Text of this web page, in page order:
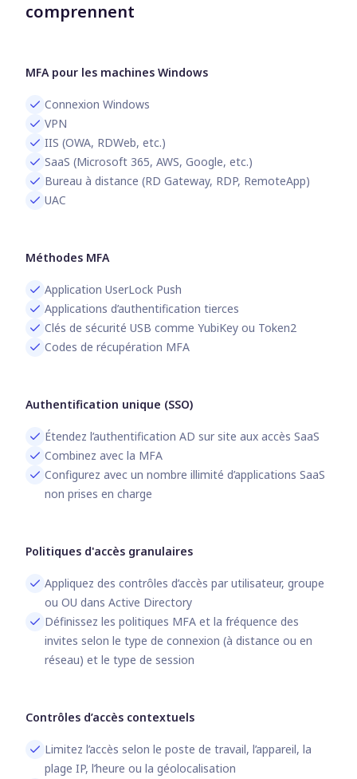
comprennent
MFA pour les machines Windows
Connexion Windows
VPN
IIS (OWA, RDWeb, etc.)
SaaS (Microsoft 365, AWS, Google, etc.)
Bureau à distance (RD Gateway, RDP, RemoteApp)
UAC
Méthodes MFA
Application UserLock Push
Applications d’authentification tierces
Clés de sécurité USB comme YubiKey ou Token2
Codes de récupération MFA
Authentification unique (SSO)
Étendez l’authentification AD sur site aux accès SaaS
Combinez avec la MFA
Configurez avec un nombre illimité d’applications SaaS
non prises en charge
Politiques d'accès granulaires
Appliquez des contrôles d’accès par utilisateur, groupe
ou OU dans Active Directory
Définissez les politiques MFA et la fréquence des
invites selon le type de connexion (à distance ou en
réseau) et le type de session
Contrôles d’accès contextuels
Limitez l’accès selon le poste de travail, l’appareil, la
plage IP, l’heure ou la géolocalisation